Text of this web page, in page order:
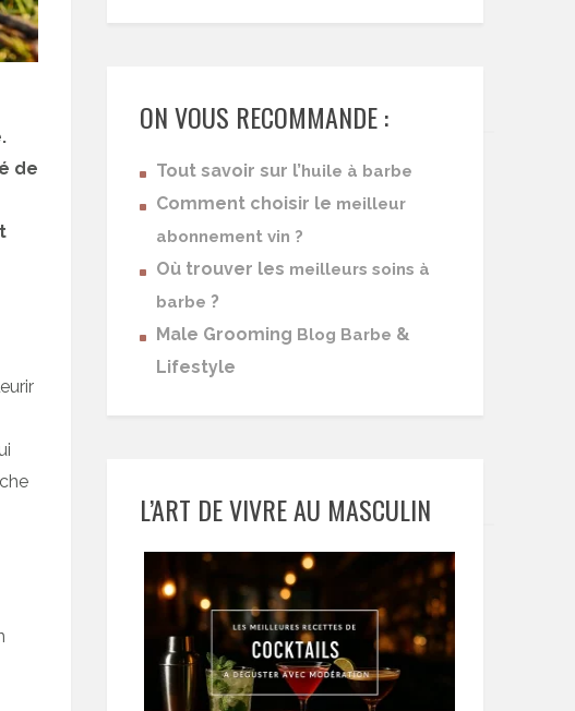
de
ON VOUS RECOMMANDE :
Tout savoir sur l’ huile à barbe
Comment choisir le meilleur
abonnement vin ?
Où trouver les meilleurs soins à
barbe ?
Male Grooming Blog Barbe &
Lifestyle
L’ART DE VIVRE AU MASCULIN